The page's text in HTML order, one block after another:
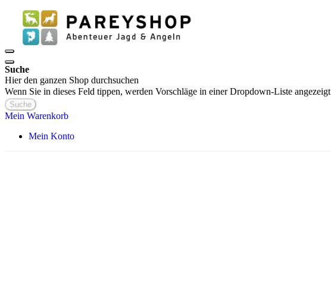
Suche
Hier den ganzen Shop durchsuchen
Wenn Sie in dieses Feld tippen, werden Vorschläge in einer Dropdown-Liste angezeigt
Suche
Mein Warenkorb
Mein Konto